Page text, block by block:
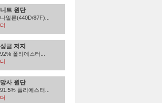
니트 원단
나일론(440D/87F)...
더
싱글 저지
92% 폴리에스터...
더
망사 원단
91.5% 폴리에스터...
더